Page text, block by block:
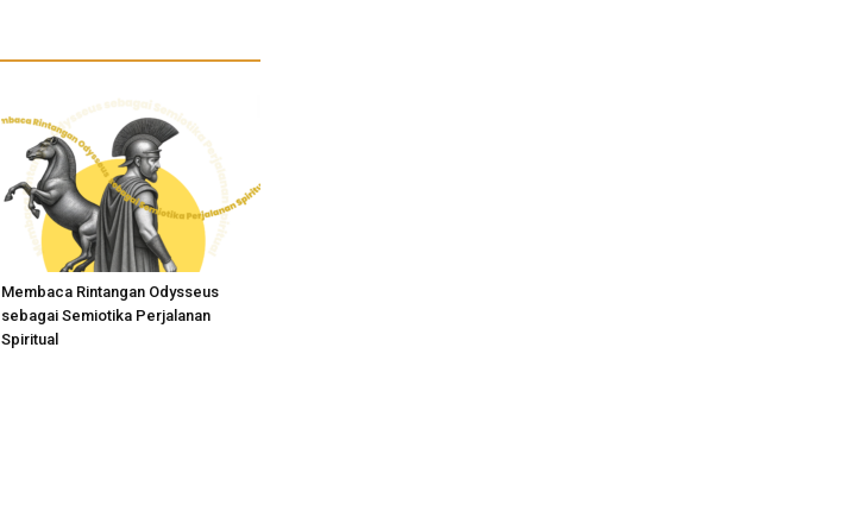
Membaca Rintangan Odysseus
sebagai Semiotika Perjalanan
Spiritual